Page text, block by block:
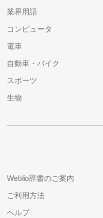
業界用語
コンピュータ
電車
自動車・バイク
スポーツ
生物
Weblio辞書のご案内
ご利用方法
ヘルプ